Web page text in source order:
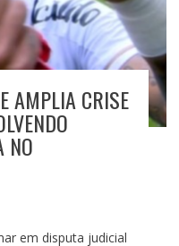
AMPLIA CRISE
NO
em disputa judicial